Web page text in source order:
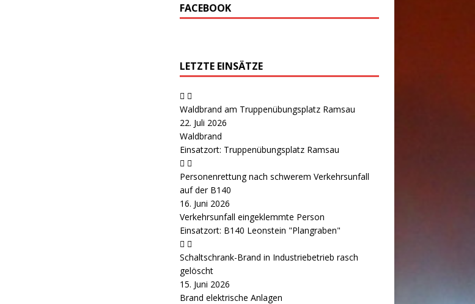
FACEBOOK
LETZTE EINSÄTZE
Waldbrand am Truppenübungsplatz Ramsau
22. Juli 2026
Waldbrand
Einsatzort: Truppenübungsplatz Ramsau
Personenrettung nach schwerem Verkehrsunfall
auf der B140
16. Juni 2026
Verkehrsunfall eingeklemmte Person
Einsatzort: B140 Leonstein "Plangraben"
Schaltschrank-Brand in Industriebetrieb rasch
gelöscht
15. Juni 2026
Brand elektrische Anlagen